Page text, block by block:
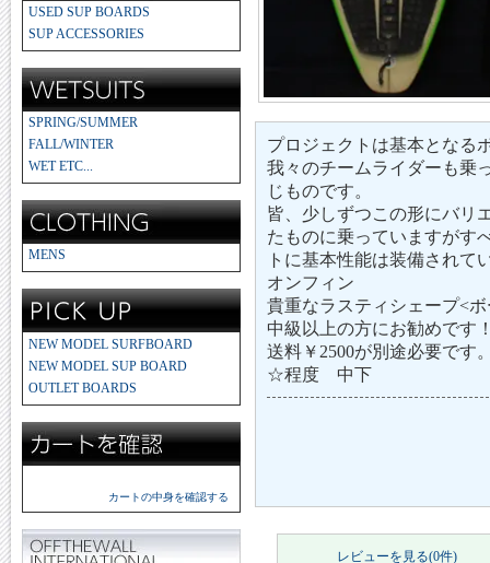
USED SUP BOARDS
SUP ACCESSORIES
SPRING/SUMMER
FALL/WINTER
WET ETC...
MENS
NEW MODEL SURFBOARD
NEW MODEL SUP BOARD
OUTLET BOARDS
カートの中身を確認する
プロジェクトは基本となる
我々のチームライダーも乗
じものです。
皆、少しずつこの形にバリ
たものに乗っていますがす
トに基本性能は装備されて
オンフィン
貴重なラスティシェープ<
中級以上の方にお勧めです
送料￥2500が別途必要です
☆程度 中下
レビューを見る(0件)